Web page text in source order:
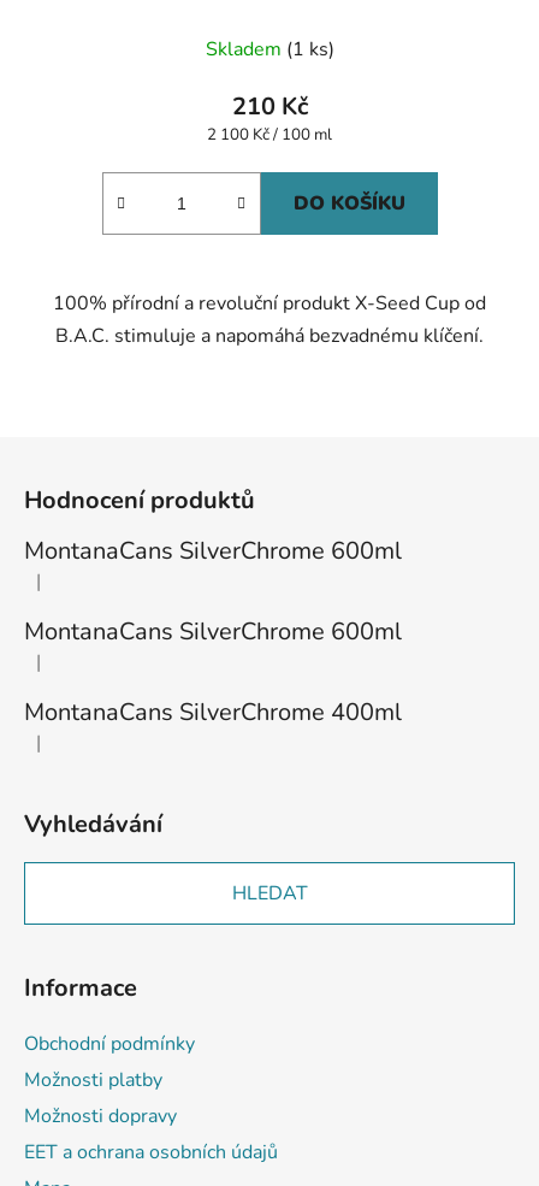
Skladem (1 ks)
210 Kč
Měrná
2 100 Kč / 100 ml
DO KOŠÍKU
100% přírodní a revoluční produkt X-Seed Cup od
B.A.C. stimuluje a napomáhá bezvadnému klíčení.
Hodnocení produktů
MontanaCans SilverChrome 600ml
Hodnocení produktu je 1 z 5 hvězdiček.
|
MontanaCans SilverChrome 600ml
Hodnocení produktu je 3 z 5 hvězdiček.
|
MontanaCans SilverChrome 400ml
Hodnocení produktu je 2 z 5 hvězdiček.
|
Vyhledávání
HLEDAT
Informace
Obchodní podmínky
Možnosti platby
Možnosti dopravy
EET a ochrana osobních údajů